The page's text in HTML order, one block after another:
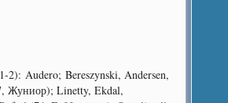
2): Audero; Bereszynski, Andersen,
Жуниор); Linetty, Ekdal,